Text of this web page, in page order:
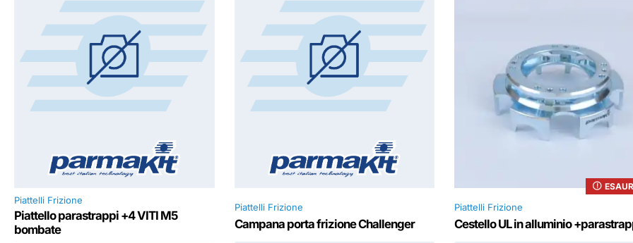
Piattelli Frizione
Piattello parastrappi +4 VITI M5
bombate
Piattelli Frizione
Campana porta frizione Challenger
Piattelli Frizione
Cestello UL in alluminio